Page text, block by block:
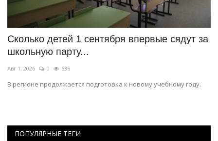
Сколько детей 1 сентября впервые сядут за
школьную парту...
Авг 1, 2026 0 635
В регионе продолжается подготовка к новому учебному году.
ПОПУЛЯРНЫЕ ТЕГИ